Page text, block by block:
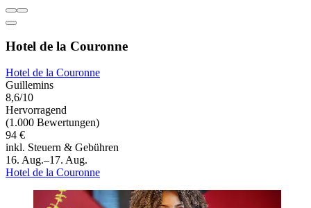
Hotel de la Couronne
Hotel de la Couronne
Guillemins
8,6/10
Hervorragend
(1.000 Bewertungen)
94 €
inkl. Steuern & Gebühren
16. Aug.–17. Aug.
Hotel de la Couronne